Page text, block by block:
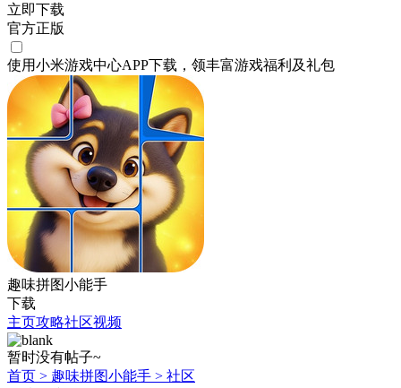
立即下载
官方正版
使用小米游戏中心APP下载 ，领丰富游戏福利 及礼包
趣味拼图小能手
下载
主页攻略社区视频
暂时没有帖子~
首页 > 趣味拼图小能手 > 社区